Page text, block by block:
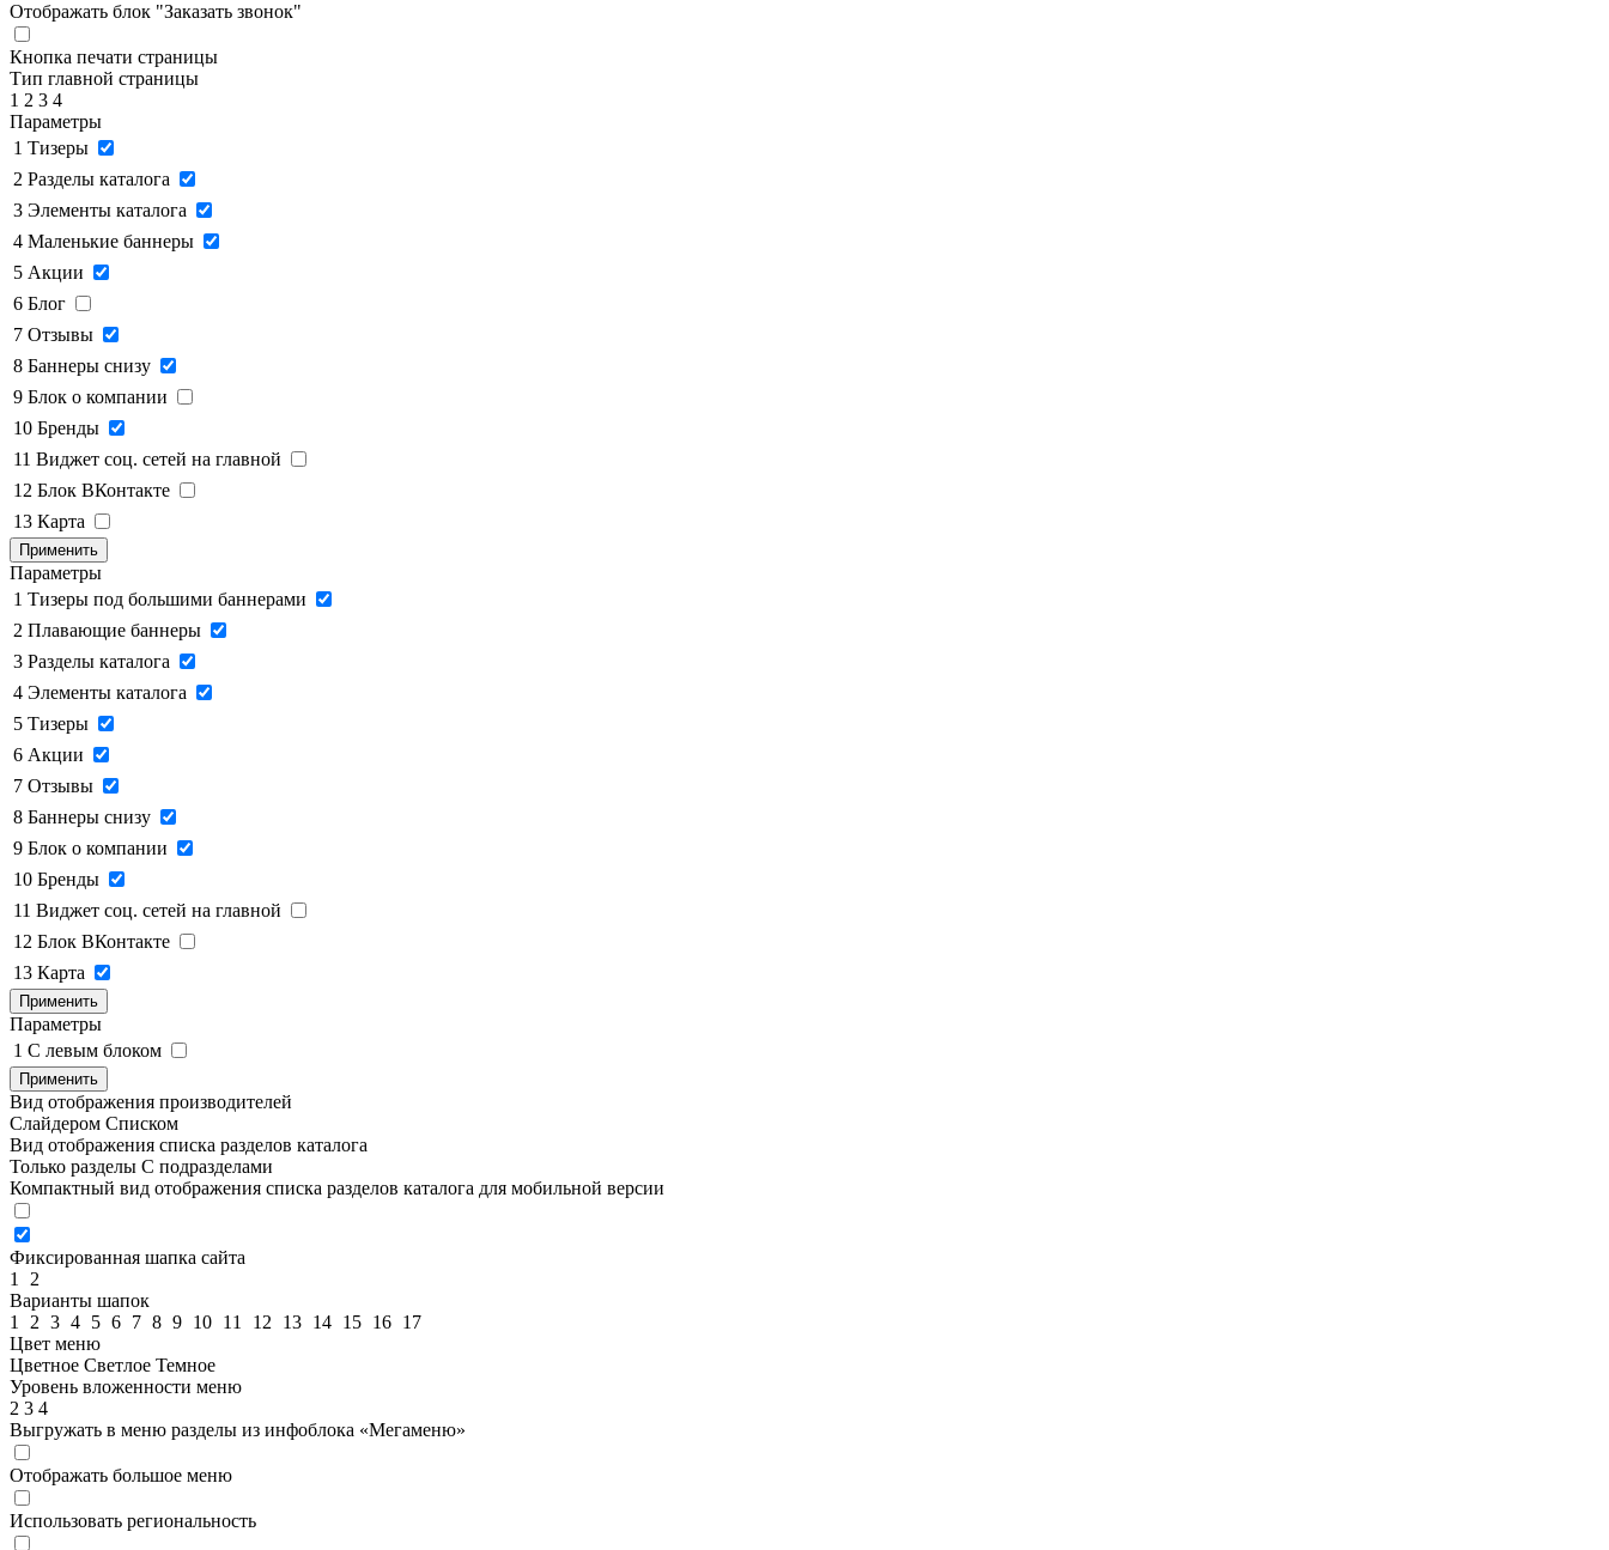
Отображать блок "Заказать звонок"
Кнопка печати страницы
Тип главной страницы
1 2 3 4
Параметры
1 Тизеры
2 Разделы каталога
3 Элементы каталога
4 Маленькие баннеры
5 Акции
6 Блог
7 Отзывы
8 Баннеры снизу
9 Блок о компании
10 Бренды
11 Виджет соц. сетей на главной
12 Блок ВКонтакте
13 Карта
Применить
Параметры
1 Тизеры под большими баннерами
2 Плавающие баннеры
3 Разделы каталога
4 Элементы каталога
5 Тизеры
6 Акции
7 Отзывы
8 Баннеры снизу
9 Блок о компании
10 Бренды
11 Виджет соц. сетей на главной
12 Блок ВКонтакте
13 Карта
Применить
Параметры
1 C левым блоком
Применить
Вид отображения производителей
Слайдером Списком
Вид отображения списка разделов каталога
Только разделы С подразделами
Компактный вид отображения списка разделов каталога для мобильной версии
Фиксированная шапка сайта
1
2
Варианты шапок
1
2 3 4 5 6 7 8 9 10 11 12 13 14 15 16 17
Цвет меню
Цветное Светлое Темное
Уровень вложенности меню
2 3 4
Выгружать в меню разделы из инфоблока «Мегаменю»
Отображать большое меню
Использовать региональность